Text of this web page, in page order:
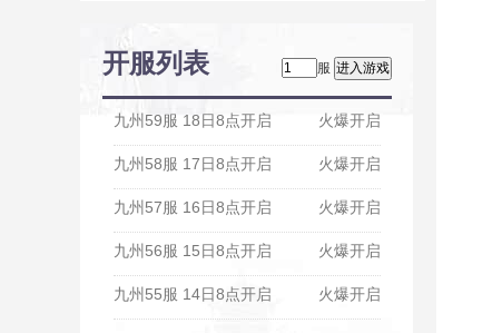
开服列表 服
火爆开启
九州59服 18日8点开启
火爆开启
九州58服 17日8点开启
火爆开启
九州57服 16日8点开启
火爆开启
九州56服 15日8点开启
火爆开启
九州55服 14日8点开启